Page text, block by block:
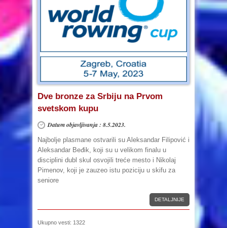
Dve bronze za Srbiju na Prvom
svetskom kupu
Datum objavljivanja : 8.5.2023.
Najbolje plasmane ostvarili su Aleksandar Filipović i
Aleksandar Beđik, koji su u velikom finalu u
disciplini dubl skul osvojili treće mesto i Nikolaj
Pimenov, koji je zauzeo istu poziciju u skifu za
seniore
DETALJNIJE
Ukupno vesti: 1322